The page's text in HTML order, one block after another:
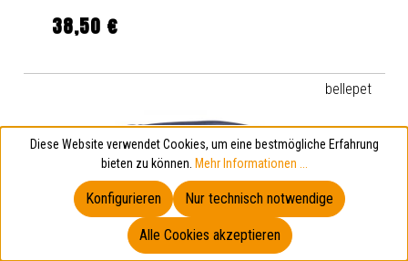
Regulärer Preis:
38,50 €
bellepet
Diese Website verwendet Cookies, um eine bestmögliche Erfahrung
bieten zu können. Mehr Informationen ...
Nur technisch notwendige
Konfigurieren
Alle Cookies akzeptieren